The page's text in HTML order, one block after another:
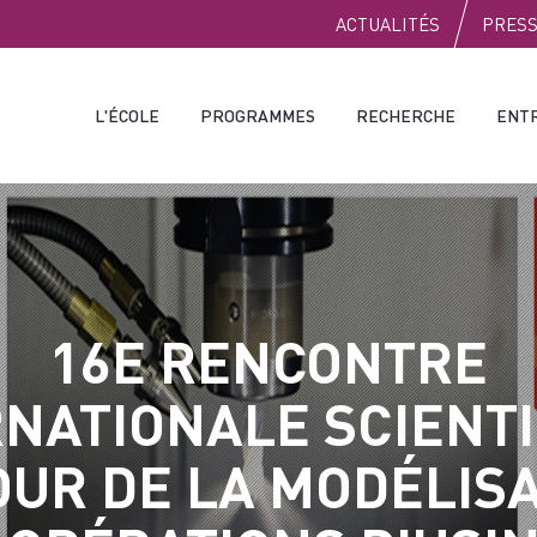
PUBLIC
ACTUALITÉS
L'ÉCOLE PROGRAMMES RECHERCHE
16E RENCONTRE
DE LA